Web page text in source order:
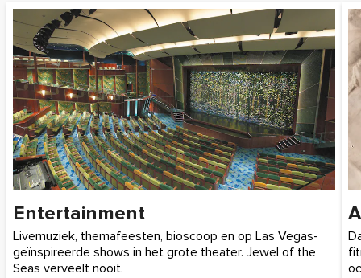
Entertainment
Livemuziek, themafeesten, bioscoop en op Las Vegas-
geïnspireerde shows in het grote theater. Jewel of the
Seas verveelt nooit.